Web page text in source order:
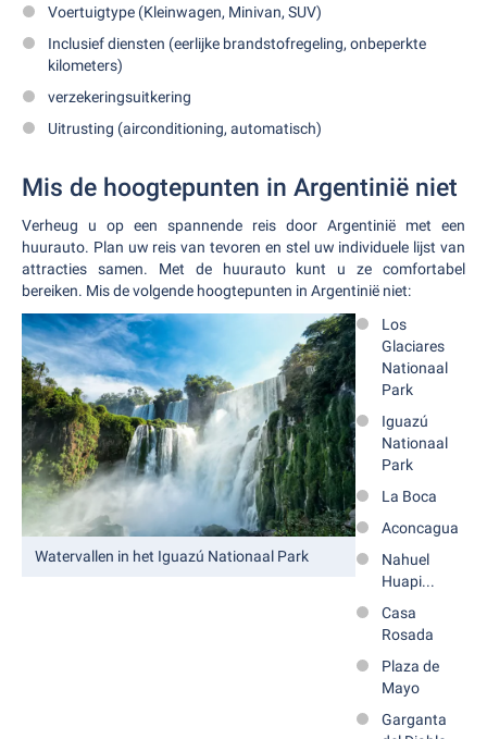
Voertuigtype (Kleinwagen, Minivan, SUV)
Inclusief diensten (eerlijke brandstofregeling, onbeperkte
kilometers)
verzekeringsuitkering
Uitrusting (airconditioning, automatisch)
Mis de hoogtepunten in Argentinië niet
Verheug u op een spannende reis door Argentinië met een
huurauto. Plan uw reis van tevoren en stel uw individuele lijst van
attracties samen. Met de huurauto kunt u ze comfortabel
bereiken. Mis de volgende hoogtepunten in Argentinië niet:
Watervallen in het Iguazú Nationaal Park
Los
Glaciares
Nationaal
Park
Iguazú
Nationaal
Park
La Boca
Aconcagua
Nahuel
Huapi...
Casa
Rosada
Plaza de
Mayo
Garganta